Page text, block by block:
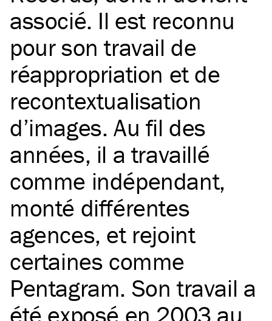
associé. Il est reconnu
pour son travail de
réappropriation et de
recontextualisation
d’images. Au fil des
années, il a travaillé
comme indépendant,
monté différentes
agences, et rejoint
certaines comme
Pentagram. Son travail a
été exposé en 2003 au